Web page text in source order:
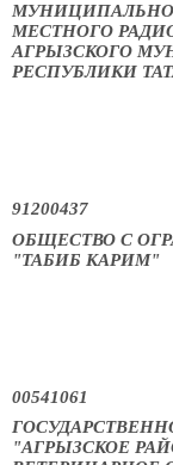
МЕСТНОГО
АГРЫЗСКОГО
РЕСПУБЛИКИ
91200437
ОБЩЕСТВО С
"ТАБИБ КАРИМ"
00541061
"АГРЫЗСКОЕ